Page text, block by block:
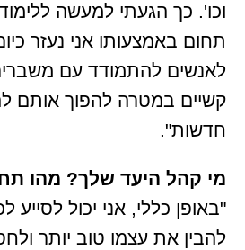
וכו'. כך הגעתי למעשה
תחום באמצעותו אני נעזר
לאנשים להתמודד עם
קשיים במטרה להפוך אותם
חדשות".
מי קהל היעד שלך? מהו
"באופן כללי, אני יכול
להבין את עצמו טוב יותר